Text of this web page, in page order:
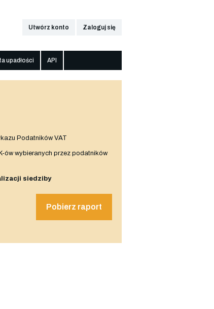
Utwórz konto Zaloguj się
upadłości API
Podatników VAT
ów wybieranych przez podatników
siedziby
Pobierz raport